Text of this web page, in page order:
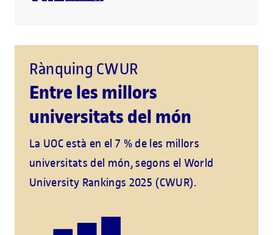
Rànquing CWUR
Entre les millors
universitats del món
La UOC està en el 7 % de les millors
universitats del món, segons el World
University Rankings 2025 (CWUR).